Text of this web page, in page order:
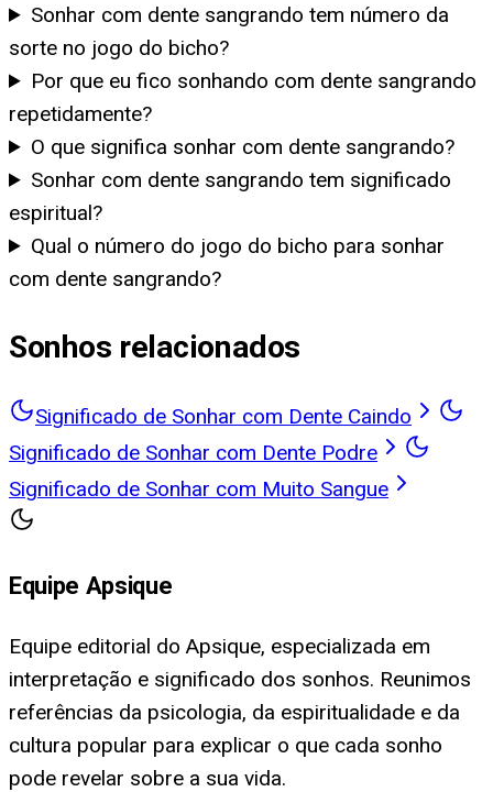
Sonhar com dente sangrando tem número da
sorte no jogo do bicho?
Por que eu fico sonhando com dente sangrando
repetidamente?
O que significa sonhar com dente sangrando?
Sonhar com dente sangrando tem significado
espiritual?
Qual o número do jogo do bicho para sonhar
com dente sangrando?
Sonhos relacionados
Significado de Sonhar com Dente Caindo
Significado de Sonhar com Dente Podre
Significado de Sonhar com Muito Sangue
Equipe Apsique
Equipe editorial do Apsique, especializada em
interpretação e significado dos sonhos. Reunimos
referências da psicologia, da espiritualidade e da
cultura popular para explicar o que cada sonho
pode revelar sobre a sua vida.